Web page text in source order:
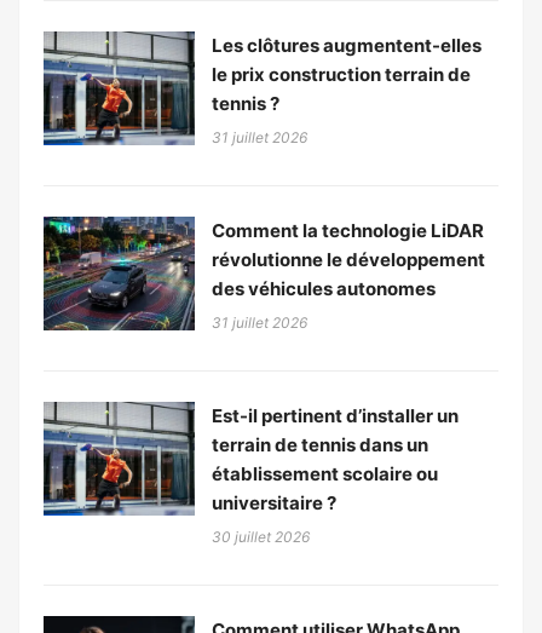
Les clôtures augmentent-elles
le prix construction terrain de
tennis ?
31 juillet 2026
Comment la technologie LiDAR
révolutionne le développement
des véhicules autonomes
31 juillet 2026
Est-il pertinent d’installer un
terrain de tennis dans un
établissement scolaire ou
universitaire ?
30 juillet 2026